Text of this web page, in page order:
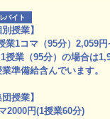
バイト
別授業】
業1コマ（95分）2,059円
授業（95分）の場合は
準備給含んでいます。
団授業】
2000円(1授業60分)